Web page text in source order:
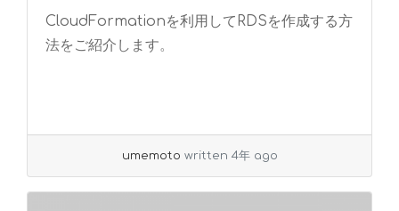
CloudFormationを利用してRDSを作成する方
法をご紹介します。
umemoto written 4年 ago